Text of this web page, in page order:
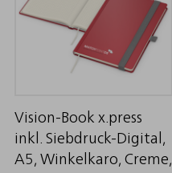
Vision-Book x.press
inkl. Siebdruck-Digital,
A5, Winkelkaro, Creme,